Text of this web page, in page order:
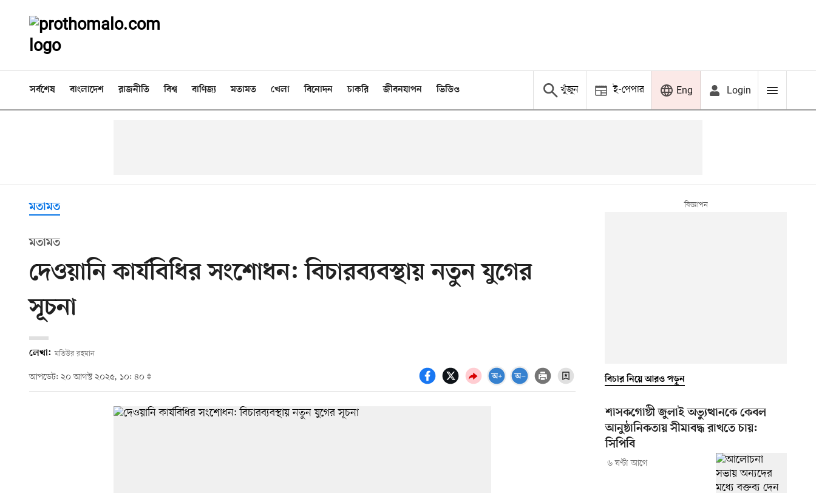
সর্বশেষ বাংলাদেশ রাজনীতি বিশ্ব বাণিজ্য মতামত খেলা বিনোদন চাকরি জীবনযাপন ভিডিও খুঁজুন ই-পেপার Eng Login
মতামত
মতামত
দেওয়ানি কার্যবিধির সংশোধন: বিচারব্যবস্থায় নতুন যুগের
সূচনা
লেখা: মতিউর রহমান
আপডেট: ২০ আগস্ট ২০২৫, ১০: ৪০ বিচার নিয়ে আরও পড়ুন
শাসকগোষ্ঠী জুলাই অভ্যুত্থানকে কেবল
আনুষ্ঠানিকতায় সীমাবদ্ধ রাখতে চায়:
সিপিবি
৬ ঘণ্টা আগে